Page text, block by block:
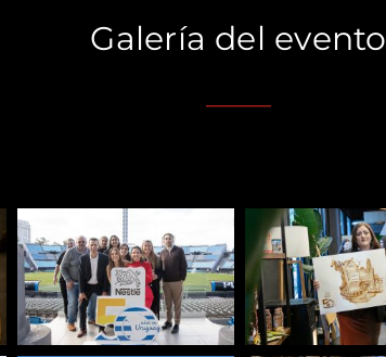
Galería del evento